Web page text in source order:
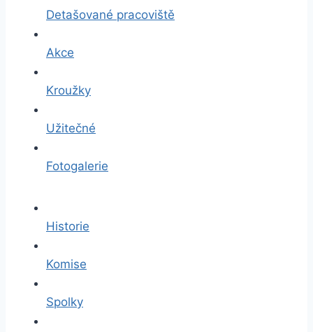
Detašované pracoviště
Akce
Kroužky
Užitečné
Fotogalerie
Historie
Komise
Spolky